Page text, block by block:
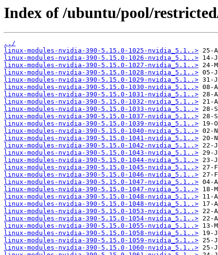
Index of /ubuntu/pool/
../
linux-modules-nvidia-390-5.15.0-1025-nvidia_5.1..>
linux-modules-nvidia-390-5.15.0-1026-nvidia_5.1..>
linux-modules-nvidia-390-5.15.0-1027-nvidia_5.1..>
linux-modules-nvidia-390-5.15.0-1028-nvidia_5.1..>
linux-modules-nvidia-390-5.15.0-1029-nvidia_5.1..>
linux-modules-nvidia-390-5.15.0-1030-nvidia_5.1..>
linux-modules-nvidia-390-5.15.0-1031-nvidia_5.1..>
linux-modules-nvidia-390-5.15.0-1032-nvidia_5.1..>
linux-modules-nvidia-390-5.15.0-1033-nvidia_5.1..>
linux-modules-nvidia-390-5.15.0-1037-nvidia_5.1..>
linux-modules-nvidia-390-5.15.0-1039-nvidia_5.1..>
linux-modules-nvidia-390-5.15.0-1040-nvidia_5.1..>
linux-modules-nvidia-390-5.15.0-1041-nvidia_5.1..>
linux-modules-nvidia-390-5.15.0-1042-nvidia_5.1..>
linux-modules-nvidia-390-5.15.0-1043-nvidia_5.1..>
linux-modules-nvidia-390-5.15.0-1044-nvidia_5.1..>
linux-modules-nvidia-390-5.15.0-1045-nvidia_5.1..>
linux-modules-nvidia-390-5.15.0-1046-nvidia_5.1..>
linux-modules-nvidia-390-5.15.0-1047-nvidia_5.1..>
linux-modules-nvidia-390-5.15.0-1047-nvidia_5.1..>
linux-modules-nvidia-390-5.15.0-1048-nvidia_5.1..>
linux-modules-nvidia-390-5.15.0-1048-nvidia_5.1..>
linux-modules-nvidia-390-5.15.0-1053-nvidia_5.1..>
linux-modules-nvidia-390-5.15.0-1054-nvidia_5.1..>
linux-modules-nvidia-390-5.15.0-1055-nvidia_5.1..>
linux-modules-nvidia-390-5.15.0-1058-nvidia_5.1..>
linux-modules-nvidia-390-5.15.0-1059-nvidia_5.1..>
linux-modules-nvidia-390-5.15.0-1060-nvidia_5.1..>